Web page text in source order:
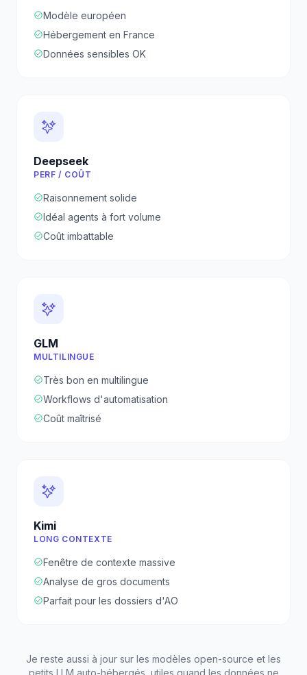
Modèle européen
Hébergement en France
Données sensibles OK
Deepseek
PERF / COÛT
Raisonnement solide
Idéal agents à fort volume
Coût imbattable
GLM
MULTILINGUE
Très bon en multilingue
Workflows d'automatisation
Coût maîtrisé
Kimi
LONG CONTEXTE
Fenêtre de contexte massive
Analyse de gros documents
Parfait pour les dossiers d'AO
Je reste aussi à jour sur les modèles open-source et les
petits LLM auto-hébergés, utiles quand les données ne